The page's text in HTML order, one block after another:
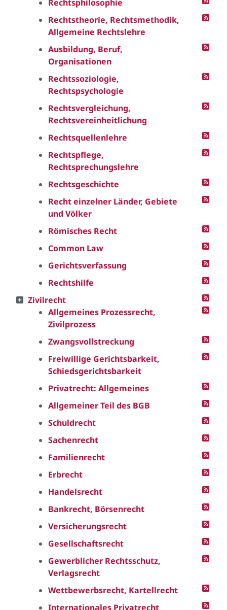
Rechtsphilosophie
Rechtstheorie, Rechtsmethodik,
Allgemeine Rechtslehre
Ausbildung, Beruf,
Organisationen
Rechtssoziologie,
Rechtspsychologie
Rechtsvergleichung,
Rechtsvereinheitlichung
Rechtsquellenlehre
Rechtspflege,
Rechtsprechungslehre
Rechtsgeschichte
Recht einzelner Länder, Gebiete
und Völker
Römisches Recht
Common Law
Gerichtsverfassung
Rechtshilfe
Zivilrecht
Allgemeines Prozessrecht,
Zivilprozess
Zwangsvollstreckung
Freiwillige Gerichtsbarkeit,
Schiedsgerichtsbarkeit
Privatrecht: Allgemeines
Allgemeiner Teil des BGB
Schuldrecht
Sachenrecht
Familienrecht
Erbrecht
Handelsrecht
Bankrecht, Börsenrecht
Versicherungsrecht
Gesellschaftsrecht
Gewerblicher Rechtsschutz,
Verlagsrecht
Wettbewerbsrecht, Kartellrecht
Internationales Privatrecht